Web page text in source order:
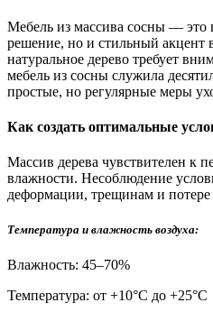
Мебель из массива сосны — это
решение, но и стильный акцент
натуральное дерево требует
мебель из сосны служила
простые, но регулярные меры
Как создать оптимальные
Массив дерева чувствителен к
влажности. Несоблюдение
деформации, трещинам и
Температура и влажность воздуха:
Влажность: 45–70%
Температура: от +10°С до +25°С